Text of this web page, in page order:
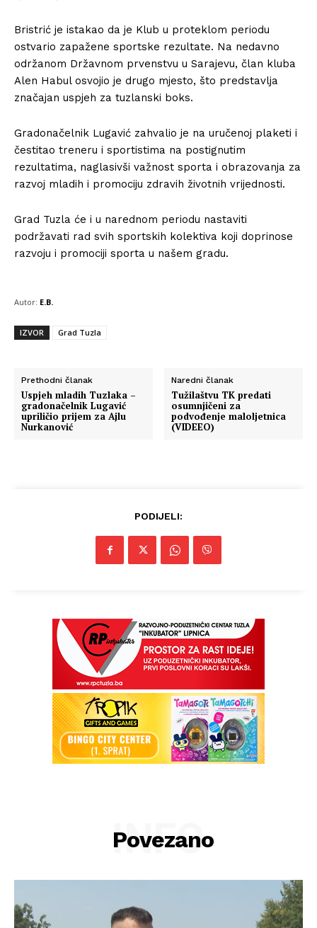
Bristrić je istakao da je Klub u proteklom periodu
ostvario zapažene sportske rezultate. Na nedavno
održanom Državnom prvenstvu u Sarajevu, član kluba
Alen Habul osvojio je drugo mjesto, što predstavlja
značajan uspjeh za tuzlanski boks.
Gradonačelnik Lugavić zahvalio je na uručenoj plaketi i
čestitao treneru i sportistima na postignutim
rezultatima, naglasivši važnost sporta i obrazovanja za
razvoj mladih i promociju zdravih životnih vrijednosti.
Grad Tuzla će i u narednom periodu nastaviti
podržavati rad svih sportskih kolektiva koji doprinose
razvoju i promociji sporta u našem gradu.
Autor: E.B.
IZVOR Grad Tuzla
Prethodni članak
Uspjeh mladih Tuzlaka –
gradonačelnik Lugavić
upriličio prijem za Ajlu
Nurkanović
Naredni članak
Tužilaštvu TK predati
osumnjičeni za
podvođenje maloljetnica
(VIDEEO)
PODIJELI:
Povezano
INFO